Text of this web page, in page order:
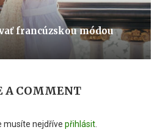
francúzskou módou
A COMMENT
musíte nejdříve přihlásit